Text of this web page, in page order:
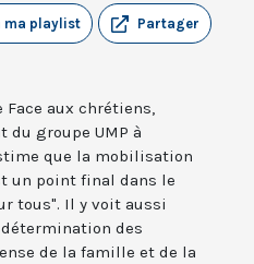
Partager
ma playlist
Face aux chrétiens,
du groupe UMP à
que la mobilisation
un point final dans le
tous". Il y voit aussi
des
de la famille et de la